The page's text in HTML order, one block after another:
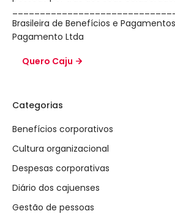
Brasileira de Benefícios e
Pagamento Ltda
Quero Caju
Categorias
Benefícios corporativos
Cultura organizacional
Despesas corporativas
Diário dos cajuenses
Gestão de pessoas